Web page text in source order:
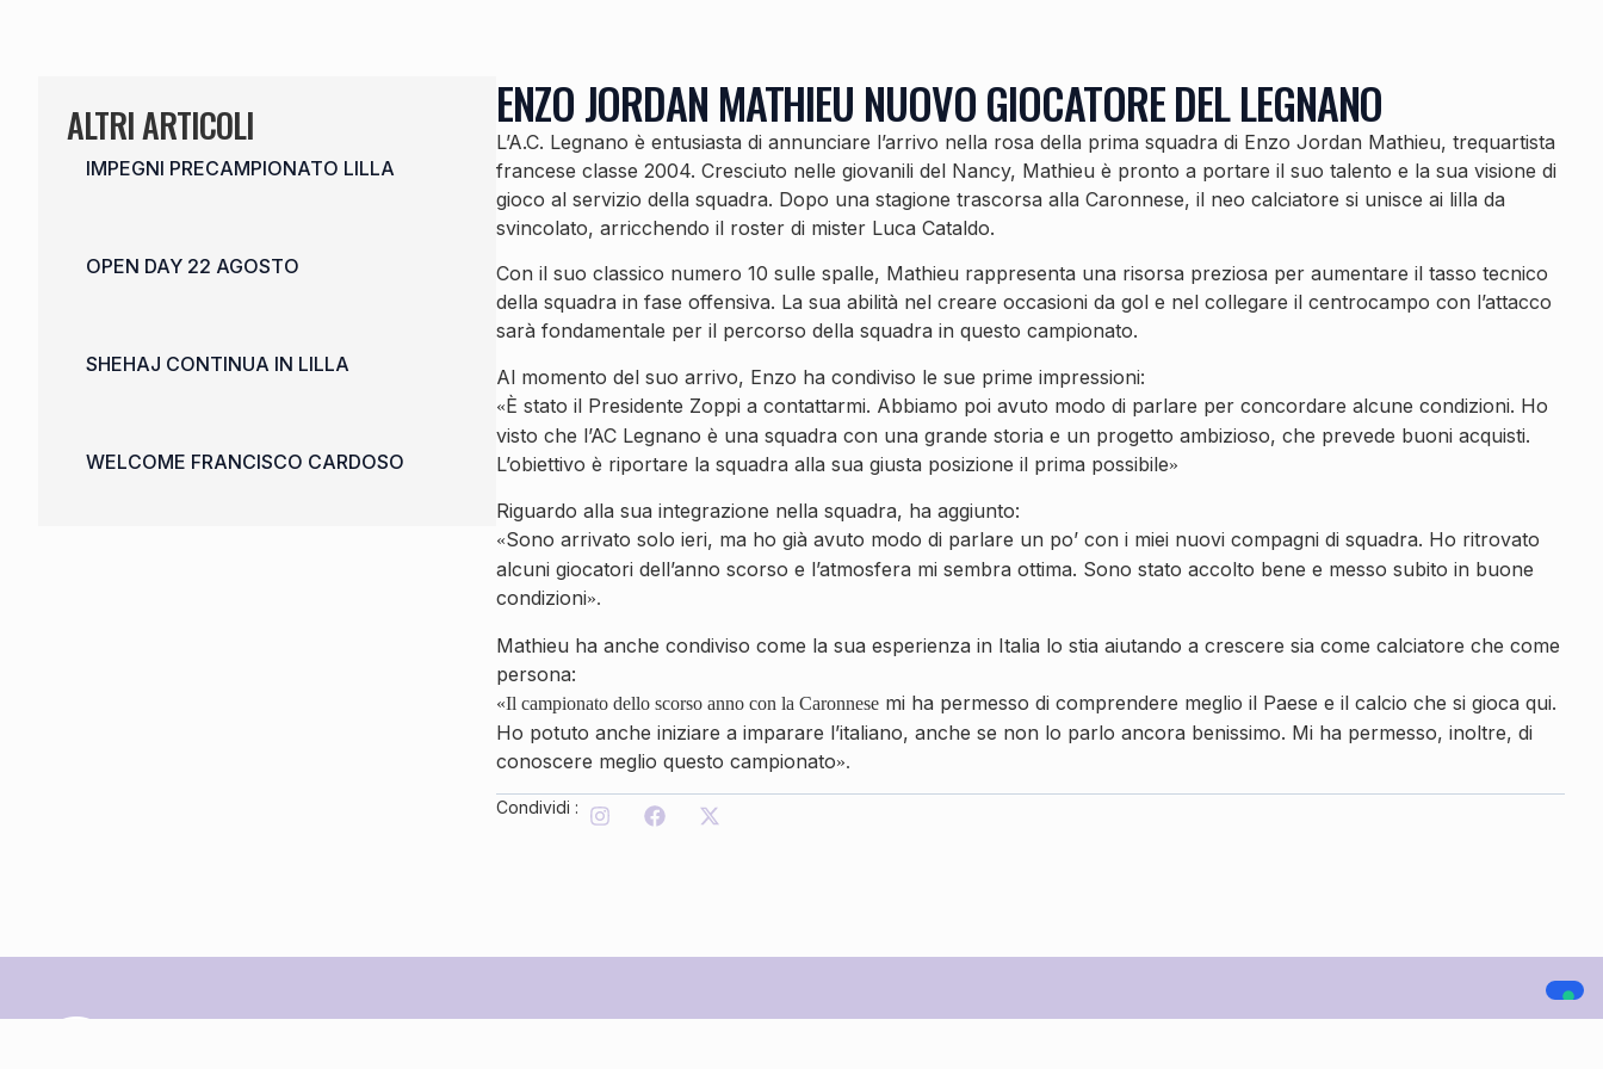
ALTRI ARTICOLI
IMPEGNI PRECAMPIONATO LILLA
OPEN DAY 22 AGOSTO
SHEHAJ CONTINUA IN LILLA
WELCOME FRANCISCO CARDOSO
ENZO JORDAN MATHIEU NUOVO GIOCATORE DEL LEGNANO
L’A.C. Legnano è entusiasta di annunciare l’arrivo nella rosa della prima squadra di Enzo Jordan Mathieu, trequartista
francese classe 2004. Cresciuto nelle giovanili del Nancy, Mathieu è pronto a portare il suo talento e la sua visione di
gioco al servizio della squadra. Dopo una stagione trascorsa alla Caronnese, il neo calciatore si unisce ai lilla da
svincolato, arricchendo il roster di mister Luca Cataldo.
Con il suo classico numero 10 sulle spalle, Mathieu rappresenta una risorsa preziosa per aumentare il tasso tecnico
della squadra in fase offensiva. La sua abilità nel creare occasioni da gol e nel collegare il centrocampo con l’attacco
sarà fondamentale per il percorso della squadra in questo campionato.
Al momento del suo arrivo, Enzo ha condiviso le sue prime impressioni:
«È stato il Presidente Zoppi a contattarmi. Abbiamo poi avuto modo di parlare per concordare alcune condizioni. Ho
visto che l’AC Legnano è una squadra con una grande storia e un progetto ambizioso, che prevede buoni acquisti.
L’obiettivo è riportare la squadra alla sua giusta posizione il prima possibile»
Riguardo alla sua integrazione nella squadra, ha aggiunto:
«Sono arrivato solo ieri, ma ho già avuto modo di parlare un po’ con i miei nuovi compagni di squadra. Ho ritrovato
alcuni giocatori dell’anno scorso e l’atmosfera mi sembra ottima. Sono stato accolto bene e messo subito in buone
condizioni».
Mathieu ha anche condiviso come la sua esperienza in Italia lo stia aiutando a crescere sia come calciatore che come
persona:
«Il campionato dello scorso anno con la Caronnese mi ha permesso di comprendere meglio il Paese e il calcio che si gioca qui.
Ho potuto anche iniziare a imparare l’italiano, anche se non lo parlo ancora benissimo. Mi ha permesso, inoltre, di
conoscere meglio questo campionato».
Condividi :